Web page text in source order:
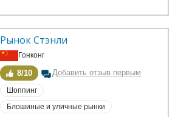
Рынок Стэнли
Гонконг
8/10 Добавить отзыв первым
Шоппинг
Блошиные и уличные рынки